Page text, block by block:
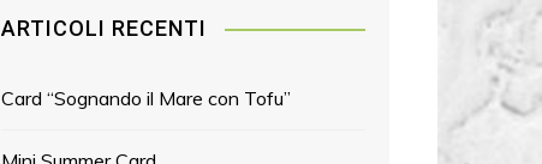
ARTICOLI RECENTI
Card “Sognando il Mare con Tofu”